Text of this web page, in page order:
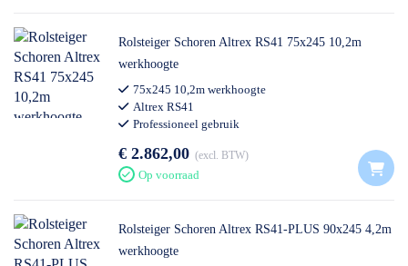
Rolsteiger Schoren Altrex RS41 75x245 10,2m
werkhoogte
75x245 10,2m werkhoogte
Altrex RS41
Professioneel gebruik
€ 2.862,00 excl. BTW
Op voorraad
Rolsteiger Schoren Altrex RS41-PLUS 90x245 4,2m
werkhoogte